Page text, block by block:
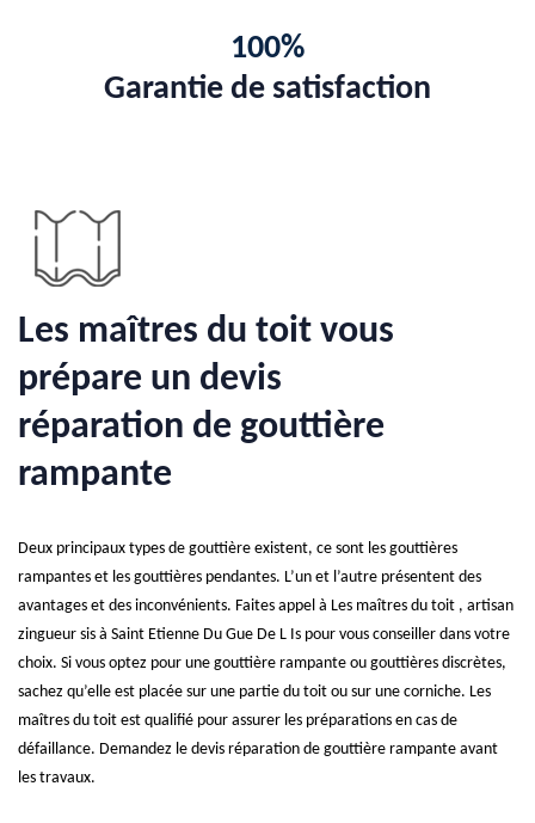
100%
Garantie de satisfaction
Les maîtres du toit vous
prépare un devis
réparation de gouttière
rampante
Deux principaux types de gouttière existent, ce sont les gouttières
rampantes et les gouttières pendantes. L’un et l’autre présentent des
avantages et des inconvénients. Faites appel à Les maîtres du toit , artisan
zingueur sis à Saint Etienne Du Gue De L Is pour vous conseiller dans votre
choix. Si vous optez pour une gouttière rampante ou gouttières discrètes,
sachez qu’elle est placée sur une partie du toit ou sur une corniche. Les
maîtres du toit est qualifié pour assurer les préparations en cas de
défaillance. Demandez le devis réparation de gouttière rampante avant
les travaux.